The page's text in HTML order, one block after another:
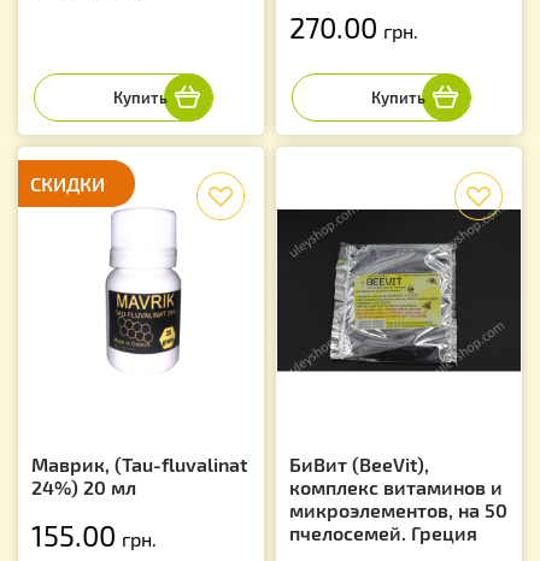
270.00 грн.
СКИДКИ
Маврик, (Tau-fluvalinat
24%) 20 мл
155.00 грн.
БиВит (BeeVit),
комплекс витаминов и
микроэлементов, на 50
пчелосемей. Греция